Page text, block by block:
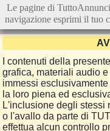
I contenuti della
grafica, materiali audio
immessi
la loro piena ed
L'inclusione degli stessi
o l'avallo da parte di
effettua alcun controllo
Le pagine di
navigazione esprimi il tuo